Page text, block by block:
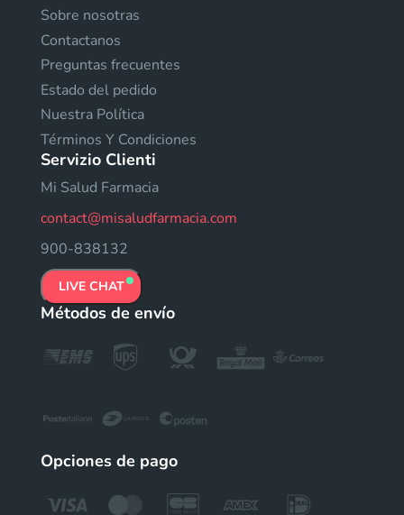
Sobre nosotras
Contactanos
Preguntas frecuentes
Estado del pedido
Nuestra Política
Términos Y Condiciones
Servizio Clienti
Mi Salud Farmacia
contact@misaludfarmacia.com
900-838132
LIVE CHAT
Métodos de envío
Opciones de pago